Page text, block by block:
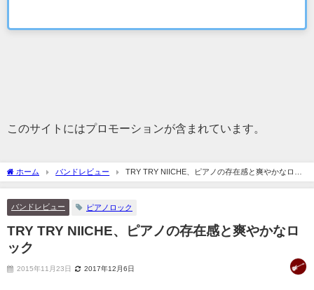
このサイトにはプロモーションが含まれています。
ホーム バンドレビュー
TRY TRY NIICHE、ピアノの存在感と爽やかなロッ
ク
バンドレビュー ピアノロック
TRY TRY NIICHE、ピアノの存在感と爽やかなロ
ック
2015年11月23日 2017年12月6日